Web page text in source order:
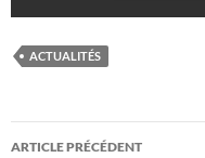
ACTUALITÉS
Navigation
ARTICLE PRÉCÉDENT